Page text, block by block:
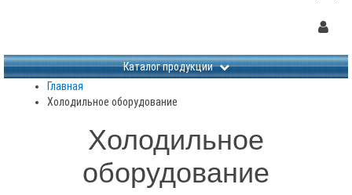
Не заданы изображения Каталог продукции
Главная
Холодильное оборудование
Холодильное
оборудование